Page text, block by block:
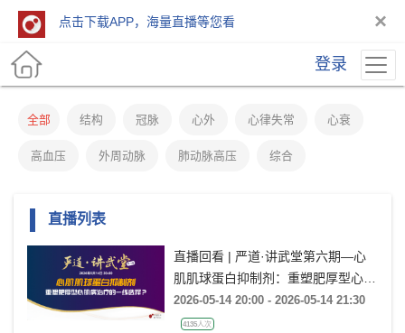
点击下载APP，海量直播等您看 ×
登录
全部 结构 冠脉 心外 心律失常 心衰
高血压 外周动脉 肺动脉高压 综合
直播列表
直播回看 | 严道·讲武堂第六期—心
肌肌球蛋白抑制剂：重塑肥厚型心肌
病治疗的一线选择？
2026-05-14 20:00 - 2026-05-14 21:30
4135人次